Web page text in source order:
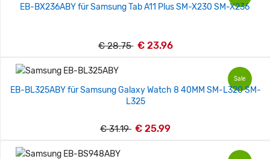
EB-BX236ABY für Samsung Tab A11 Plus SM-X230 SM-X236
€ 28.75 € 23.96
Sale
EB-BL325ABY für Samsung Galaxy Watch 8 40MM SM-L320 SM-
L325
€ 31.19 € 25.99